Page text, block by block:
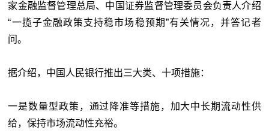
家金融监督管理总局、中国证券监督管理委员会负责人介绍
“一揽子金融政策支持稳市场稳预期”有关情况，并答记者
问。
据介绍，中国人民银行推出三大类、十项措施：
一是数量型政策 ， 通过降准等措施，加大中长期流动性供
给，保持市场流动性充裕。